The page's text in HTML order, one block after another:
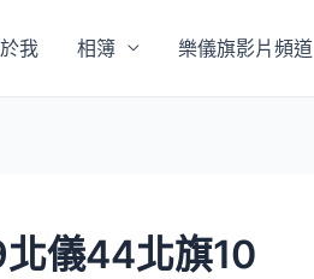
我 相簿 樂儀旗影片頻道
儀44北旗10